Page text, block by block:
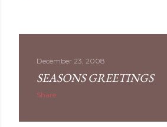
December 23, 2008
SEASONS GREETINGS
Share